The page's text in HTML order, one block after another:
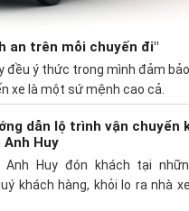
an trên mỗi chuyến đi"
đều ý thức trong mình đảm
xe là một sứ mệnh cao cả.
dẫn lộ trình vận chuyển
Anh Huy
Anh Huy đón khách tại
khách hàng, khỏi lo ra nhà